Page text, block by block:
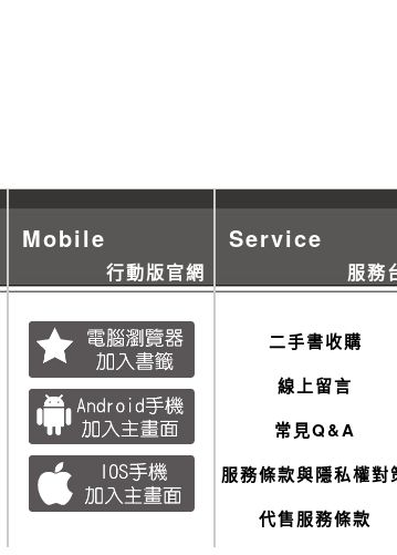
Mobile
行動版官網
Service
服務
二手書收購
線上留言
常見Q&A
服務條款與隱私權對
代售服務條款